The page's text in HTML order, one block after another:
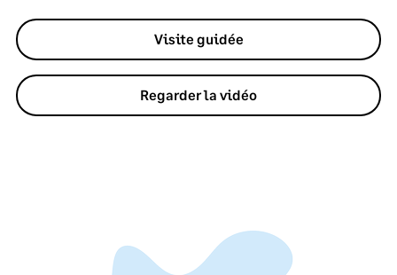
Visite guidée
Regarder la vidéo